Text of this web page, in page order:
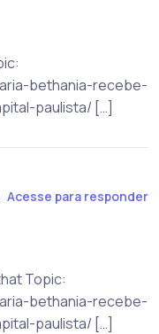
bethania-recebe-
paulista/ […]
Acesse para responder
Topic:
bethania-recebe-
paulista/ […]